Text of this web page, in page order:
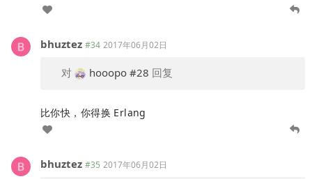
bhuztez #34 2017年06月02日
对 hooopo #28 回复
比你快，你得换 Erlang
bhuztez #35 2017年06月02日